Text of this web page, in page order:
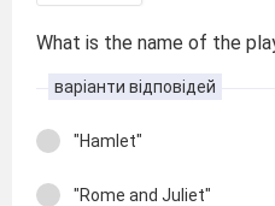
What is the name of the
варіанти відповідей
"Hamlet"
"Rome and Juliet"